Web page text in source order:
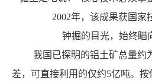
2002年，该成果获国家
钟掘的目光，始终瞄
我国已探明的铝土矿总量约
差，可直接利用的仅约5亿吨。